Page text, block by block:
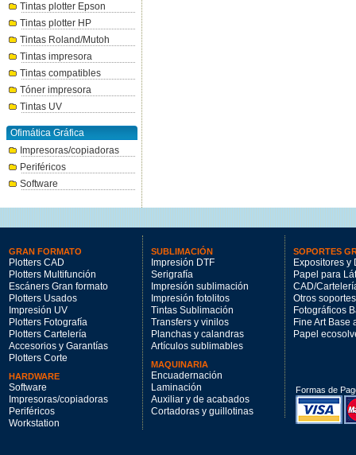
Tintas plotter Epson
Tintas plotter HP
Tintas Roland/Mutoh
Tintas impresora
Tintas compatibles
Tóner impresora
Tintas UV
Ofimática Gráfica
Impresoras/copiadoras
Periféricos
Software
GRAN FORMATO
Plotters CAD
Plotters Multifunción
Escáners Gran formato
Plotters Usados
Impresión UV
Plotters Fotografía
Plotters Cartelería
Accesorios y Garantías
Plotters Corte
HARDWARE
Software
Impresoras/copiadoras
Periféricos
Workstation
SUBLIMACIÓN
Impresión DTF
Serigrafía
Impresión sublimación
Impresión fotolitos
Tintas Sublimación
Transfers y vinilos
Planchas y calandras
Artículos sublimables
MAQUINARIA
Encuadernación
Laminación
Auxiliar y de acabados
Cortadoras y guillotinas
SOPORTES
Expositores y
Papel para
CAD/
Otros soportes
Fotográficos
Fine Art Base
Papel
Formas de